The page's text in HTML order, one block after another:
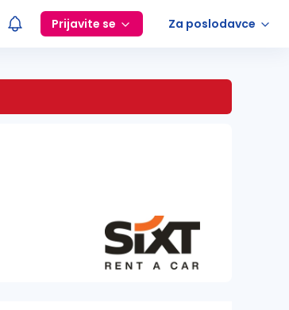
Prijavite se Za poslodavce